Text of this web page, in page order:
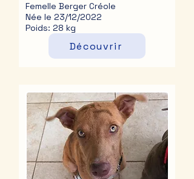
Femelle Berger Créole
Née le 23/12/2022
Poids: 28 kg
Découvrir